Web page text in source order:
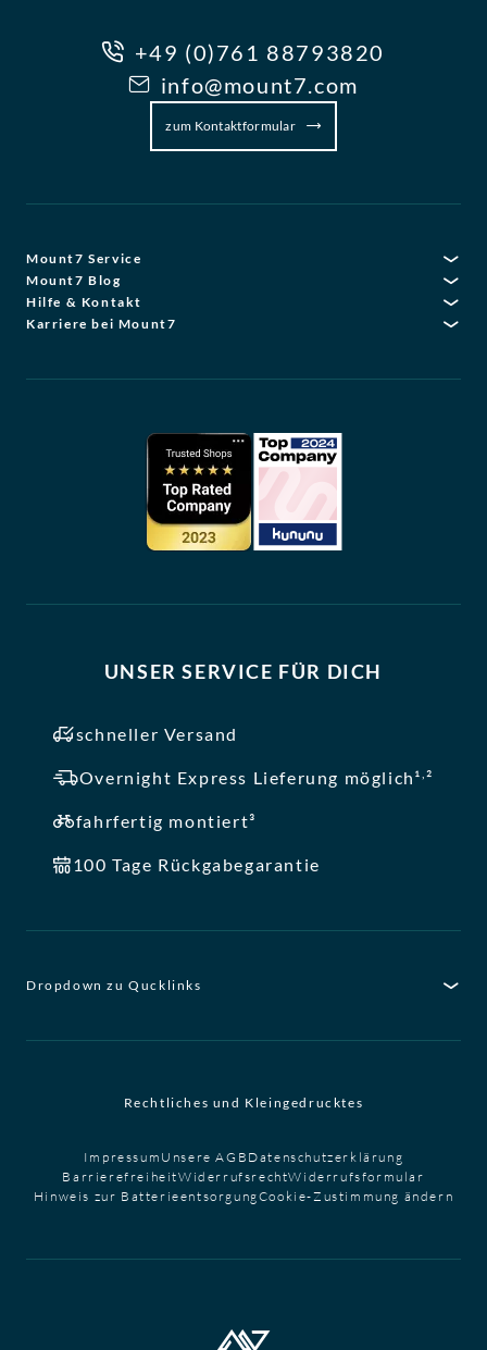
+49 (0)761 88793820
info@mount7.com
zum Kontaktformular
Mount7 Service
Mount7 Blog
Hilfe & Kontakt
Karriere bei Mount7
UNSER SERVICE FÜR DICH
schneller Versand
Overnight Express Lieferung möglich¹,²
fahrfertig montiert³
100 Tage Rückgabegarantie
Dropdown zu Qucklinks
Rechtliches und Kleingedrucktes
Impressum Unsere AGB Datenschutzerklärung
BarrierefreiheitWiderrufsrechtWiderrufsformular
Hinweis zur BatterieentsorgungCookie-Zustimmung ändern